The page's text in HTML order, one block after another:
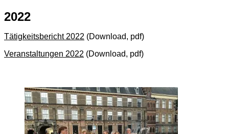
2022
Tätigkeitsbericht 2022 (Download, pdf)
Veranstaltungen 2022 (Download, pdf)